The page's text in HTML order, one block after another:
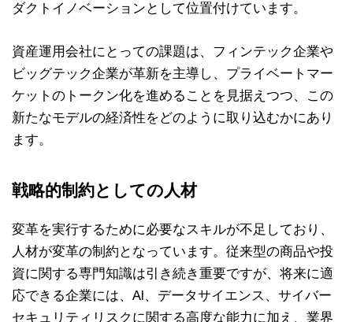
ダクトイノベーションとして位置付けています。
資産運用会社にとっての課題は、フィンテック企業や
ビッグテック企業が革新を主導し、プライベートマー
ケットのトークン化を進めることを見据えつつ、この
新たなモデルの経済性をどのように取り込むかにあり
ます。
戦略的制約としての人材
変革を実行するために必要なスキルが不足しており、
人材が変革の制約となっています。従来型の商品や投
資に関する専門知識は引き続き重要ですが、将来に適
応できる企業には、AI、データサイエンス、サイバー
セキュリティリスクに関する高度な能力に加え、業界